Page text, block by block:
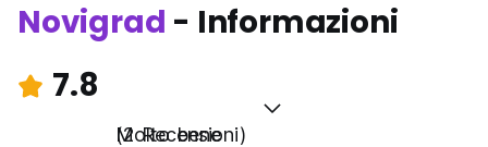
Novigrad - Informazioni
7.8
Molto bene
(2 Recensioni)